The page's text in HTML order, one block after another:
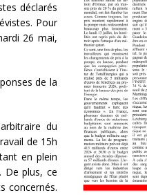
déclarés
Pour
26 mai,
de la
du
de 15h
en plein
De plus, ce
concernés.